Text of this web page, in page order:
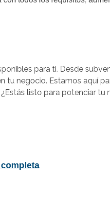
para ti. Desde
tu negocio. Estamos aquí
listo para potenciar tu